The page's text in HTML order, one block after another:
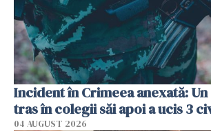
Incident în Crimeea anexată:
tras în colegii săi apoi a ucis 3
04 AUGUST 2026